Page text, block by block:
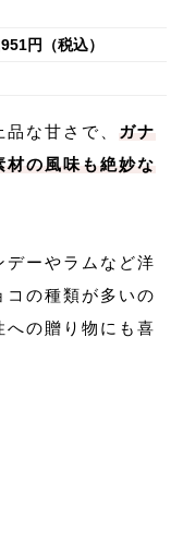
円（税込）
な甘さで、 ガナ
材の風味も絶妙な
ーやラムなど洋
の種類が多いの
への贈り物にも喜